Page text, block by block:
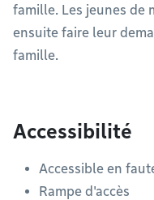
famille. Les jeunes de
ensuite faire leur
famille.
Accessibilité
Accessible en
Rampe d'accès